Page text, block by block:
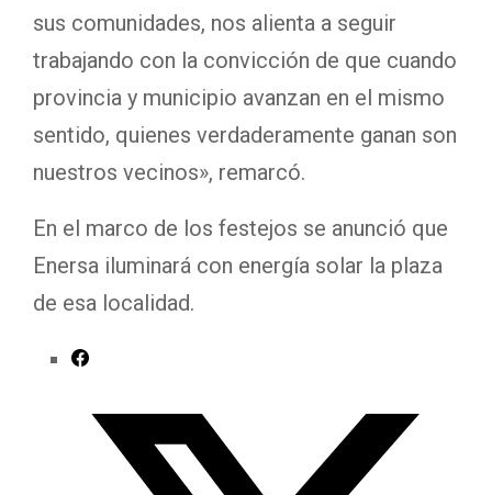
sus comunidades, nos alienta a seguir
trabajando con la convicción de que cuando
provincia y municipio avanzan en el mismo
sentido, quienes verdaderamente ganan son
nuestros vecinos», remarcó.
En el marco de los festejos se anunció que
Enersa iluminará con energía solar la plaza
de esa localidad.